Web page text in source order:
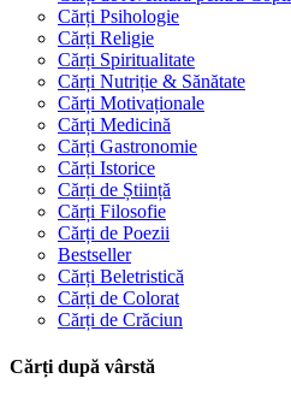
Cărți Psihologie
Cărți Religie
Cărți Spiritualitate
Cărți Nutriție & Sănătate
Cărți Motivaționale
Cărți Medicină
Cărți Gastronomie
Cărți Istorice
Cărți de Știință
Cărți Filosofie
Cărți de Poezii
Bestseller
Cărți Beletristică
Cărți de Colorat
Cărți de Crăciun
Cărți după vârstă